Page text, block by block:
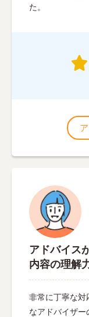
た。
アドバイス
内容の理解
非常に丁寧な対
なアドバイザー